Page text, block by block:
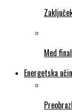
Med
Energetska